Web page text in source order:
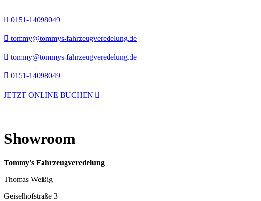
0151-14098049
tommy@tommys-fahrzeugveredelung.de
tommy@tommys-fahrzeugveredelung.de
0151-14098049
JETZT ONLINE BUCHEN
Showroom
Tommy's Fahrzeugveredelung
Thomas Weißig
Geiselhofstraße 3